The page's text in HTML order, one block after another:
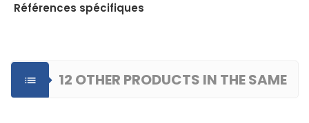
Références spécifiques

12 OTHER PRODUCTS IN THE SAME